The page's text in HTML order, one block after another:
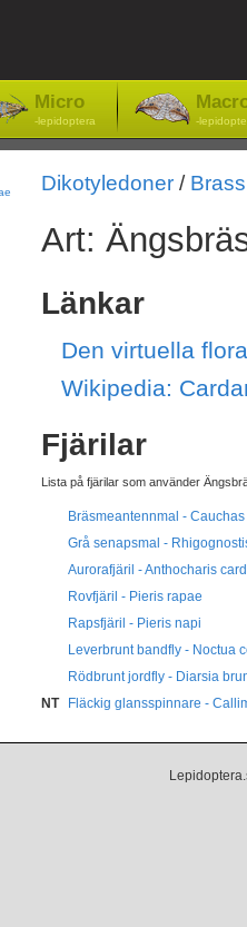
Micro
-lepidoptera -
Dikotyledoner/
Art:
Länkar
Den virtuella
Wikipedia:
Fjärilar
Lista på fjärilar som använder
Bräsmeantennmal -
Grå senapsmal -
Aurorafjäril - Anthocharis
Rovfjäril - Pieris rapae
Rapsfjäril - Pieris napi
Leverbrunt bandfly - Noctua
Rödbrunt jordfly - Diarsia
NT
Fläckig glansspinnare -